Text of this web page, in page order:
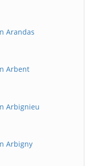
Arandas
Arbent
Arbignieu
Arbigny